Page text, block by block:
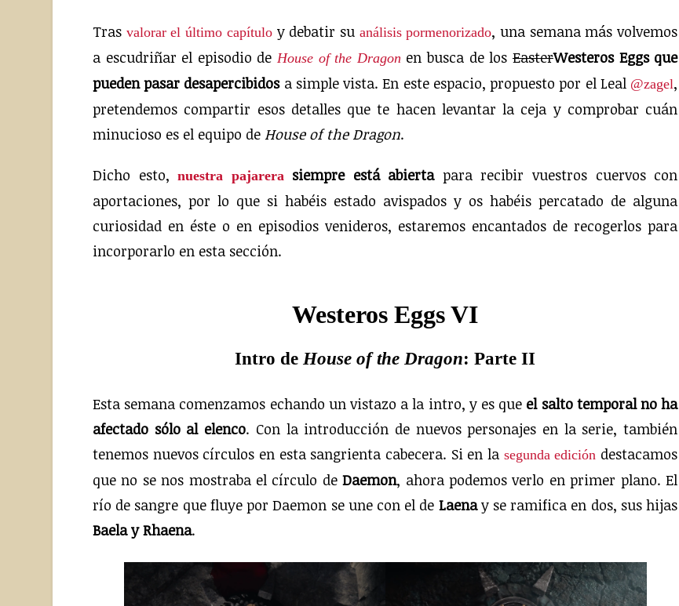
Tras valorar el último capítuloy debatir su análisis pormenorizado, una semana más volvemos
a escudriñar el episodio deHouse of the Dragon en busca de los EasterWesteros Eggs que
pueden pasar desapercibidosa simple vista. En este espacio, propuesto por el Leal @zagel,
pretendemos compartir esos detalles que te hacen levantar la ceja y comprobar cuán
minucioso es el equipo de House of the Dragon.
Dicho esto, nuestra pajarerasiempre está abiertapara recibir vuestros cuervos con
aportaciones, por lo que si habéis estado avispados y os habéis percatado de alguna
curiosidad en éste o en episodios venideros, estaremos encantados de recogerlos para
incorporarlo en esta sección.
Westeros Eggs VI
Intro deHouse of the Dragon: Parte II
Esta semana comenzamos echando un vistazo a la intro, y es que el salto temporal no ha
afectado sólo al elenco. Con la introducción de nuevos personajes en la serie, también
tenemos nuevos círculos en esta sangrienta cabecera. Si en la segunda edición destacamos
que no se nos mostraba el círculo deDaemon, ahora podemos verlo en primer plano. El
río de sangre que fluye por Daemon se une con el de Laenay se ramifica en dos, sus hijas
Baela y Rhaena.